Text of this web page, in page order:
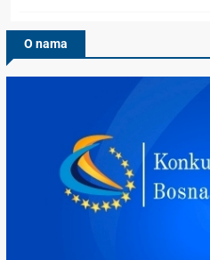
O nama